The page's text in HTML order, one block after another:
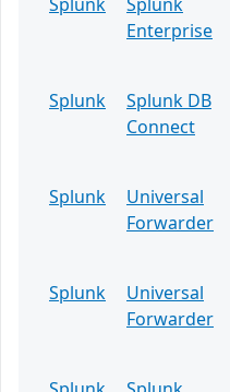
Enterprise
Splunk
Splunk DB
Connect
Splunk
Universal
Forwarder
Splunk
Universal
Forwarder